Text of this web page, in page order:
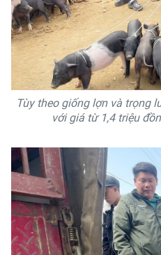
Tùy theo giống lợn và trọng
với giá từ 1,4 triệu